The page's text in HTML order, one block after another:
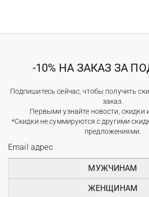
-10% НА ЗАКАЗ ЗА
Подпишитесь сейчас, чтобы получить
заказ.
Первыми узнайте новости, скидки
*Скидки не суммируются с другими
предложениями.
МУЖЧИНАМ
ЖЕНЩИНАМ